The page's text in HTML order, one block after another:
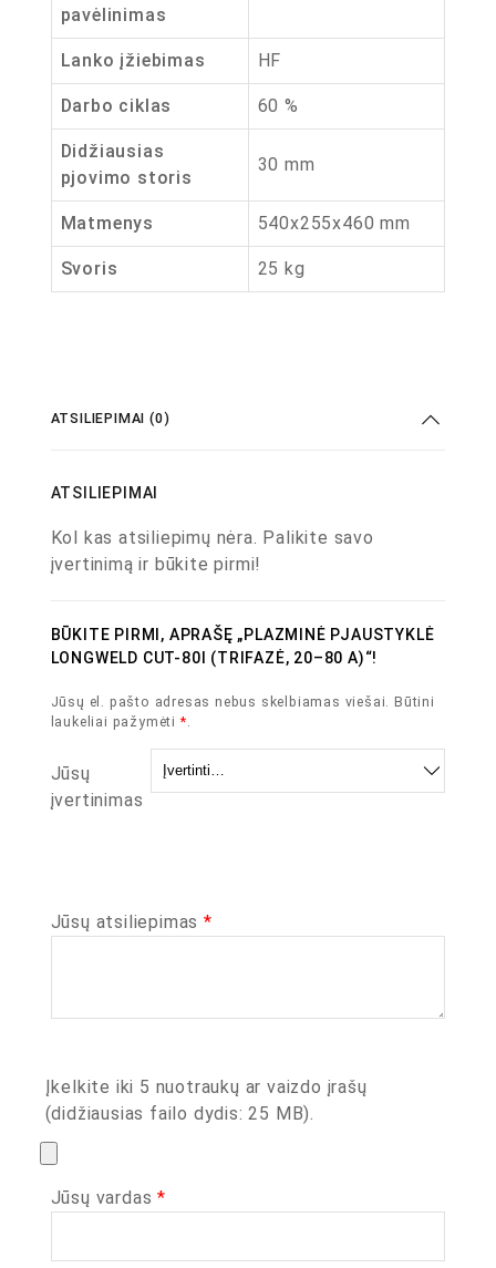
pavėlinimas
Lanko įžiebimas HF
Darbo ciklas 60 %
Didžiausias
pjovimo storis
30 mm
Matmenys 540x255x460 mm
Svoris 25 kg
ATSILIEPIMAI (0)
ATSILIEPIMAI
Kol kas atsiliepimų nėra. Palikite savo
įvertinimą ir būkite pirmi!
BŪKITE PIRMI, APRAŠĘ „PLAZMINĖ PJAUSTYKLĖ
LONGWELD CUT-80I (TRIFAZĖ, 20–80 A)“!
Jūsų el. pašto adresas nebus skelbiamas viešai. Būtini
laukeliai pažymėti *
Jūsų
įvertinimas
Jūsų atsiliepimas *
Įkelkite iki 5 nuotraukų ar vaizdo įrašų
(didžiausias failo dydis: 25 MB).
Jūsų vardas*